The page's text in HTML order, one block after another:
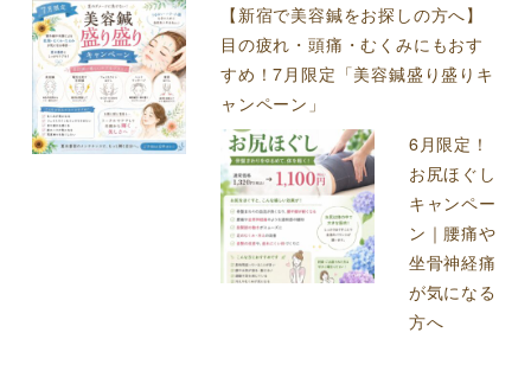
【新宿で美容鍼をお探しの方へ】
目の疲れ・頭痛・むくみにもおす
すめ！7月限定「美容鍼盛り盛りキ
ャンペーン」
6月限定！
お尻ほぐし
キャンペー
ン｜腰痛や
坐骨神経痛
が気になる
方へ